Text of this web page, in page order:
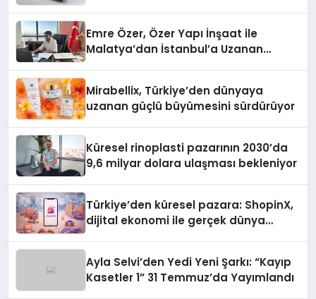
Emre Özer, Özer Yapı İnşaat ile
Malatya’dan İstanbul’a Uzanan
Mirabellix, Türkiye’den dünyaya
uzanan güçlü büyümesini sürdürüyor
Küresel rinoplasti pazarının 2030’da
9,6 milyar dolara ulaşması bekleniyor
Türkiye’den küresel pazara: ShopinX,
dijital ekonomi ile gerçek dünya
Ayla Selvi’den Yedi Yeni Şarkı: “Kayıp
Kasetler 1” 31 Temmuz’da Yayımlandı